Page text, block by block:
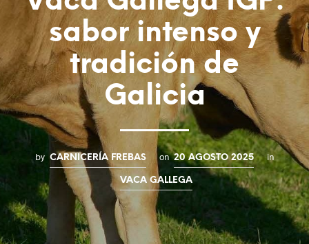
sabor intenso y
tradición de
Galicia
by CARNICERÍA FREBAS on 20 AGOSTO 2025 in
VACA GALLEGA